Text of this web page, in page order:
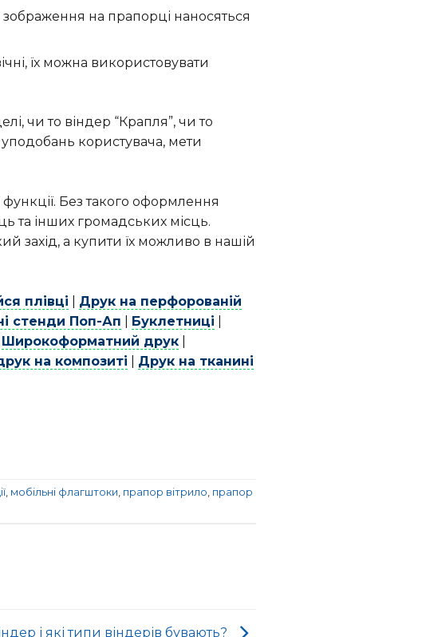
на прапорці наносяться
їх можна використовувати
чи то віндер “Крапля”, чи то
користувача, мети
Без такого оформлення
та інших громадських місць.
захід, а купити їх можливо в нашій
плівці
Друк на перфорованій
стенди Поп-Ап Буклетниці
Широкоформатний друк|
на композиті
Друк на тканині
, мобільні флагштоки, прапор вітрило, прапор
і які типи віндерів бувають?